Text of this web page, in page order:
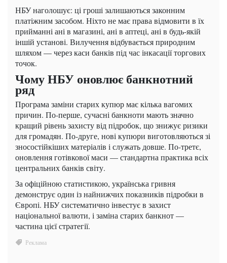
НБУ наголошує: ці гроші залишаються законним
платіжним засобом. Ніхто не має права відмовити в їх
прийманні ані в магазині, ані в аптеці, ані в будь-якій
іншій установі. Вилучення відбувається природним
шляхом — через каси банків під час інкасації торгових
точок.
Чому НБУ оновлює банкнотний
ряд
Програма заміни старих купюр має кілька вагомих
причин. По-перше, сучасні банкноти мають значно
кращий рівень захисту від підробок, що знижує ризики
для громадян. По-друге, нові купюри виготовляються зі
зносостійкіших матеріалів і служать довше. По-третє,
оновлення готівкової маси — стандартна практика всіх
центральних банків світу.
За офіційною статистикою, українська гривня
демонструє один із найнижчих показників підробки в
Європі. НБУ систематично інвестує в захист
національної валюти, і заміна старих банкнот —
частина цієї стратегії.